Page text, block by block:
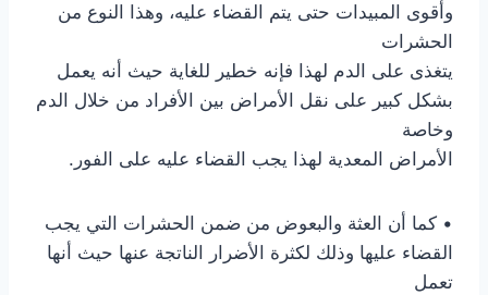
وأقوى المبيدات حتى يتم القضاء عليه، وهذا النوع من
الحشرات
يتغذى على الدم لهذا فإنه خطير للغاية حيث أنه يعمل
بشكل كبير على نقل الأمراض بين الأفراد من خلال الدم
وخاصة
الأمراض المعدية لهذا يجب القضاء عليه على الفور.
• كما أن العثة والبعوض من ضمن الحشرات التي يجب
القضاء عليها وذلك لكثرة الأضرار الناتجة عنها حيث أنها
تعمل